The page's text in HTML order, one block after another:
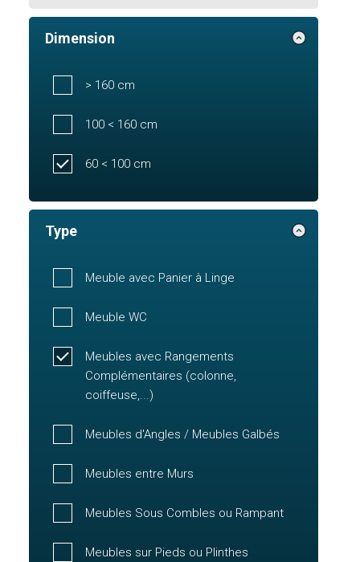
Dimension
> 160 cm
100 < 160 cm
60 < 100 cm
Type
Meuble avec Panier à Linge
Meuble WC
Meubles avec Rangements
Complémentaires (colonne,
coiffeuse,...)
Meubles d'Angles / Meubles Galbés
Meubles entre Murs
Meubles Sous Combles ou Rampant
Meubles sur Pieds ou Plinthes